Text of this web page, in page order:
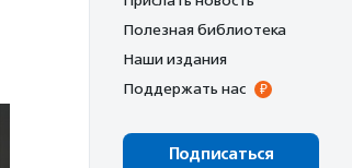
Полезная библиотека
Наши издания
Поддержать нас
Подписаться